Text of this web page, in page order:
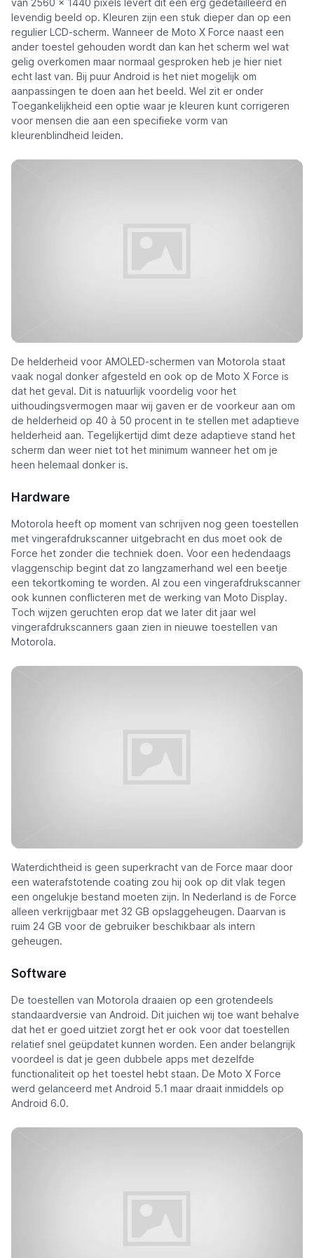
van 2560 × 1440 pixels levert dit een erg gedetailleerd en
levendig beeld op. Kleuren zijn een stuk dieper dan op een
regulier LCD-scherm. Wanneer de Moto X Force naast een
ander toestel gehouden wordt dan kan het scherm wel wat
gelig overkomen maar normaal gesproken heb je hier niet
echt last van. Bij puur Android is het niet mogelijk om
aanpassingen te doen aan het beeld. Wel zit er onder
Toegankelijkheid een optie waar je kleuren kunt corrigeren
voor mensen die aan een specifieke vorm van
kleurenblindheid leiden.
De helderheid voor AMOLED-schermen van Motorola staat
vaak nogal donker afgesteld en ook op de Moto X Force is
dat het geval. Dit is natuurlijk voordelig voor het
uithoudingsvermogen maar wij gaven er de voorkeur aan om
de helderheid op 40 à 50 procent in te stellen met adaptieve
helderheid aan. Tegelijkertijd dimt deze adaptieve stand het
scherm dan weer niet tot het minimum wanneer het om je
heen helemaal donker is.
Hardware
Motorola heeft op moment van schrijven nog geen toestellen
met vingerafdrukscanner uitgebracht en dus moet ook de
Force het zonder die techniek doen. Voor een hedendaags
vlaggenschip begint dat zo langzamerhand wel een beetje
een tekortkoming te worden. Al zou een vingerafdrukscanner
ook kunnen conflicteren met de werking van Moto Display.
Toch wijzen geruchten erop dat we later dit jaar wel
vingerafdrukscanners gaan zien in nieuwe toestellen van
Motorola.
Waterdichtheid is geen superkracht van de Force maar door
een waterafstotende coating zou hij ook op dit vlak tegen
een ongelukje bestand moeten zijn. In Nederland is de Force
alleen verkrijgbaar met 32 GB opslaggeheugen. Daarvan is
ruim 24 GB voor de gebruiker beschikbaar als intern
geheugen.
Software
De toestellen van Motorola draaien op een grotendeels
standaardversie van Android. Dit juichen wij toe want behalve
dat het er goed uitziet zorgt het er ook voor dat toestellen
relatief snel geüpdatet kunnen worden. Een ander belangrijk
voordeel is dat je geen dubbele apps met dezelfde
functionaliteit op het toestel hebt staan. De Moto X Force
werd gelanceerd met Android 5.1 maar draait inmiddels op
Android 6.0.